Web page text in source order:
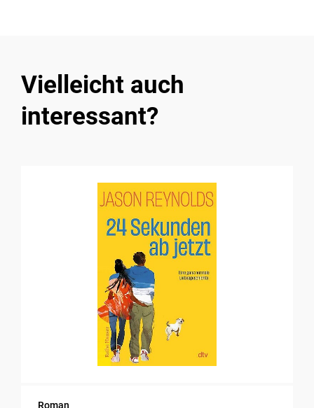
Vielleicht auch
interessant?
Roman